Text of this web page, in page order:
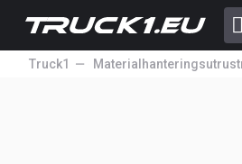
Truck1